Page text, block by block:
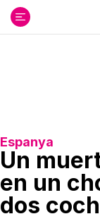
contenido
Espanya
Un
en un
dos